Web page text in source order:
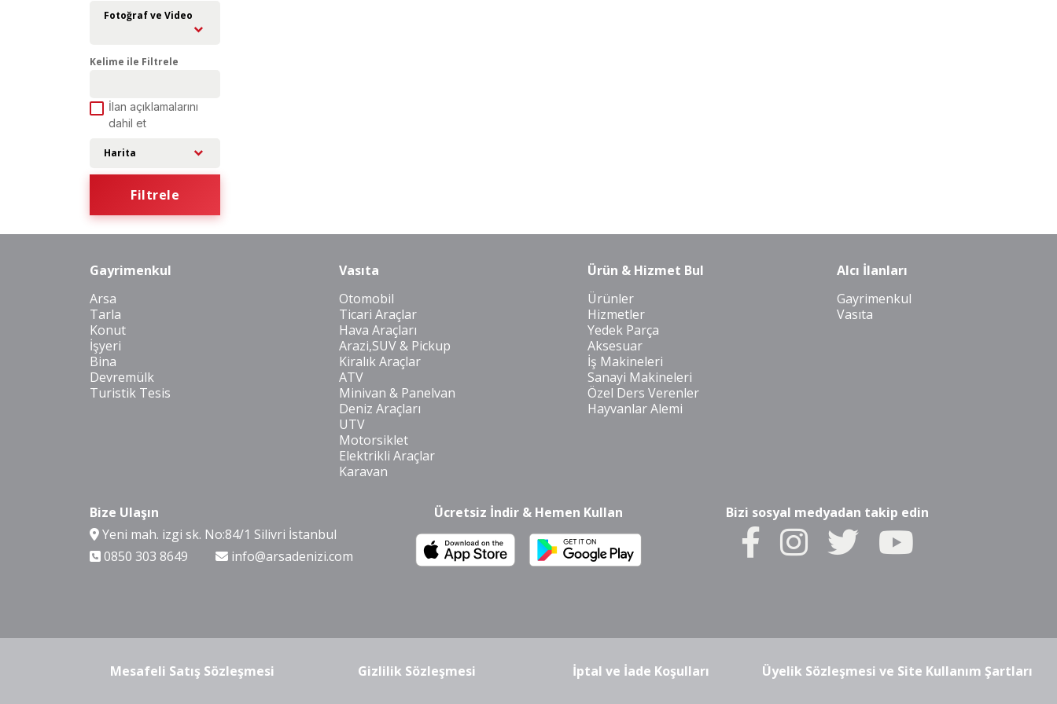
Fotoğraf ve Video
Kelime ile Filtrele
İlan açıklamalarını
dahil et
Harita
Filtrele
Gayrimenkul
Arsa
Tarla
Konut
İşyeri
Bina
Devremülk
Turistik Tesis
Vasıta
Otomobil
Ticari Araçlar
Hava Araçları
Arazi,SUV & Pickup
Kiralık Araçlar
ATV
Minivan & Panelvan
Deniz Araçları
UTV
Motorsiklet
Elektrikli Araçlar
Karavan
Ürün & Hizmet Bul
Ürünler
Hizmetler
Yedek Parça
Aksesuar
İş Makineleri
Sanayi Makineleri
Özel Ders Verenler
Hayvanlar Alemi
Alcı İlanları
Gayrimenkul
Vasıta
Bize Ulaşın
Yeni mah. izgi sk. No:84/1 Silivri İstanbul
0850 303 8649
info@arsadenizi.com
Ücretsiz İndir & Hemen Kullan Bizi sosyal medyadan takip edin
Mesafeli Satış Sözleşmesi Gizlilik Sözleşmesi İptal ve İade Koşulları Üyelik Sözleşmesi ve Site Kullanım Şartları